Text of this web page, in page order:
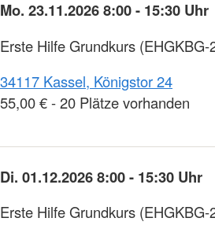
Mo. 23.11.2026 8:00 - 15:30 Uhr
Erste Hilfe Grundkurs (EHGKBG-
34117 Kassel, Königstor 24
55,00 € - 20 Plätze vorhanden
Di. 01.12.2026 8:00 - 15:30 Uhr
Erste Hilfe Grundkurs (EHGKBG-